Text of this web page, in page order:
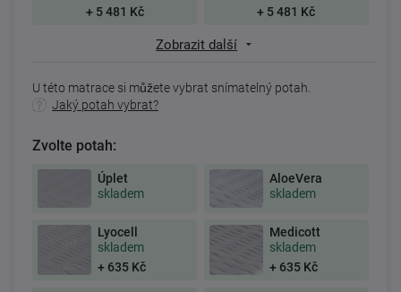
+ 5 481 Kč
+ 5 481 Kč
Zobrazit další
U této matrace si můžete vybrat snímatelný potah.
Jaký potah vybrat?
Zvolte potah:
Úplet
skladem
AloeVera
skladem
Lyocell
skladem
+ 635 Kč
Medicott
skladem
+ 635 Kč